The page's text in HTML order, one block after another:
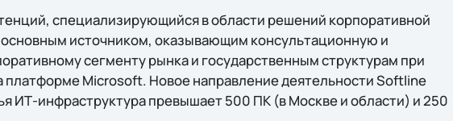
специализирующийся в области решений корпоративной
источником, оказывающим консультационную и
сегменту рынка и государственным структурам при
Microsoft. Новое направление деятельности Softline
ИТ-инфраструктура превышает 500 ПК (в Москве и области) и 250